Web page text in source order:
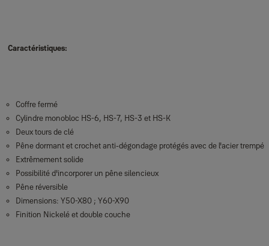
Caractéristiques:
Coffre fermé
Cylindre monobloc HS-6, HS-7, HS-3 et HS-K
Deux tours de clé
Pêne dormant et crochet anti-dégondage protégés avec de l'acier trempé
Extrêmement solide
Possibilité d'incorporer un pêne silencieux
Pêne réversible
Dimensions: Y50-X80 ; Y60-X90
Finition Nickelé et double couche